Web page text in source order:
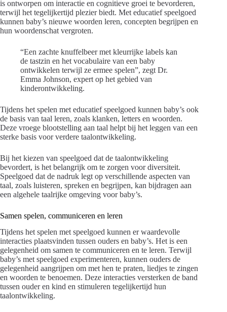
is ontworpen om interactie en cognitieve groei te bevorderen,
terwijl het tegelijkertijd plezier biedt. Met educatief speelgoed
kunnen baby’s nieuwe woorden leren, concepten begrijpen en
hun woordenschat vergroten.
“Een zachte knuffelbeer met kleurrijke labels kan
de tastzin en het vocabulaire van een baby
ontwikkelen terwijl ze ermee spelen”, zegt Dr.
Emma Johnson, expert op het gebied van
kinderontwikkeling.
Tijdens het spelen met educatief speelgoed kunnen baby’s ook
de basis van taal leren, zoals klanken, letters en woorden.
Deze vroege blootstelling aan taal helpt bij het leggen van een
sterke basis voor verdere taalontwikkeling.
Bij het kiezen van speelgoed dat de taalontwikkeling
bevordert, is het belangrijk om te zorgen voor diversiteit.
Speelgoed dat de nadruk legt op verschillende aspecten van
taal, zoals luisteren, spreken en begrijpen, kan bijdragen aan
een algehele taalrijke omgeving voor baby’s.
Samen spelen, communiceren en leren
Tijdens het spelen met speelgoed kunnen er waardevolle
interacties plaatsvinden tussen ouders en baby’s. Het is een
gelegenheid om samen te communiceren en te leren. Terwijl
baby’s met speelgoed experimenteren, kunnen ouders de
gelegenheid aangrijpen om met hen te praten, liedjes te zingen
en woorden te benoemen. Deze interacties versterken de band
tussen ouder en kind en stimuleren tegelijkertijd hun
taalontwikkeling.